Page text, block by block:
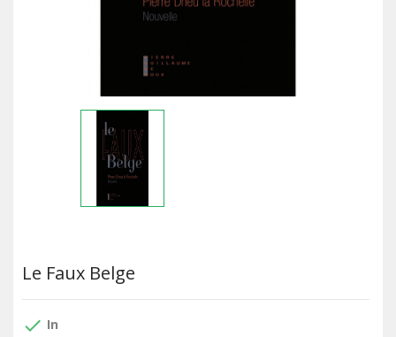
Le Faux Belge
done In